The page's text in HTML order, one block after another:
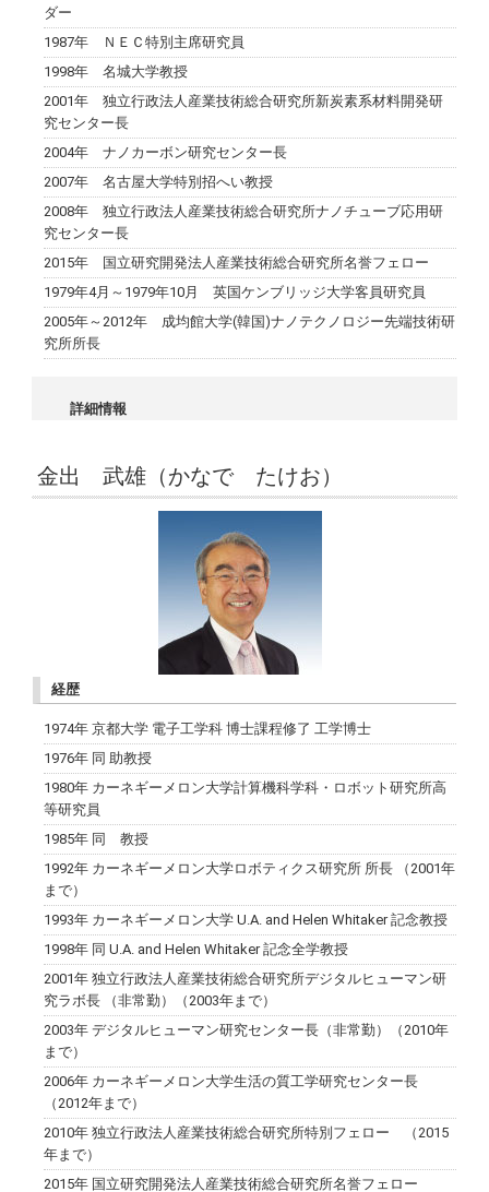
ダー
1987年 ＮＥＣ特別主席研究員
1998年 名城大学教授
2001年 独立行政法人産業技術総合研究所新炭素系材料開発研
究センター長
2004年 ナノカーボン研究センター長
2007年 名古屋大学特別招へい教授
2008年 独立行政法人産業技術総合研究所ナノチューブ応用研
究センター長
2015年 国立研究開発法人産業技術総合研究所名誉フェロー
1979年4月～1979年10月 英国ケンブリッジ大学客員研究員
2005年～2012年 成均館大学(韓国)ナノテクノロジー先端技術研
究所所長
詳細情報
金出 武雄（かなで たけお）
経歴
1974年 京都大学 電子工学科 博士課程修了 工学博士
1976年 同 助教授
1980年 カーネギーメロン大学計算機科学科・ロボット研究所高
等研究員
1985年 同 教授
1992年 カーネギーメロン大学ロボティクス研究所 所長 （2001年
まで）
1993年 カーネギーメロン大学 U.A. and Helen Whitaker 記念教授
1998年 同 U.A. and Helen Whitaker 記念全学教授
2001年 独立行政法人産業技術総合研究所デジタルヒューマン研
究ラボ長 （非常勤）（2003年まで）
2003年 デジタルヒューマン研究センター長（非常勤）（2010年
まで）
2006年 カーネギーメロン大学生活の質工学研究センター長
（2012年まで）
2010年 独立行政法人産業技術総合研究所特別フェロー （2015
年まで）
2015年 国立研究開発法人産業技術総合研究所名誉フェロー